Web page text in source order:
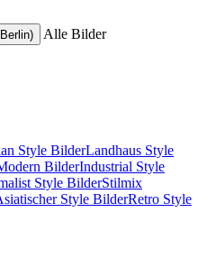
Alle Bilder
Style BilderLandhaus Style
BilderIndustrial Style
Style BilderStilmix
Style BilderRetro Style